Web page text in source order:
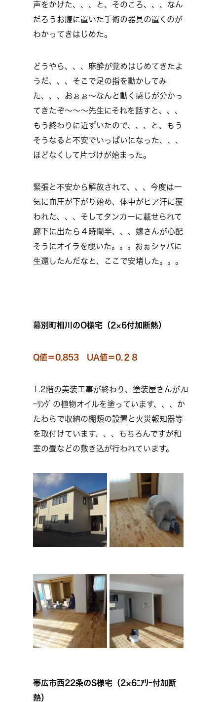
声をかけた、、、と、そのころ、、、なん
だろうお腹に置いた手術の器具の置くのが
わかってきはじめた。
どうやら、、、麻酔が覚めはじめてきたよ
うだ、、、そこで足の指を動かしてみ
た、、、おぉぉ～なんと動く感じが分かっ
てきたぞ～～～先生にそれを話すと、、、
もう終わりに近ずいたので、、、と、もう
そうなると不安でいっぱいになった、、、
ほどなくして片づけが始まった。
緊張と不安から解放されて、、、今度は一
気に血圧が下がり始め、体中がヒア汗に覆
われた、、、そしてタンカーに載せられて
廊下に出たら４時間半、、、嫁さんが心配
そうにオイラを覗いた。。。おぉシャバに
生還したんだなと、ここで安堵した。。。
幕別町相川のO様宅（2×6付加断熱）
Q値＝0.853 UA値＝0.２８
1.2階の美装工事が終わり、塗装屋さんがﾌﾛ
ｰﾘﾝｸﾞの植物オイルを塗っています、、、か
たわらで収納の棚類の設置と火災報知器等
を取付けています、、、もちろんですが和
室の畳などの敷き込が行われています。
帯広市西22条のS様宅（2×6ﾆｱﾘｰ付加断
熱）